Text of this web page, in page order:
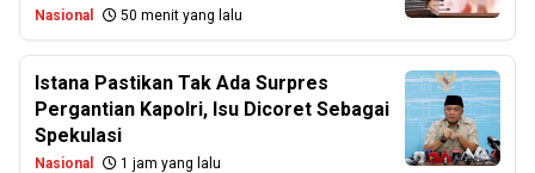
Nasional 50 menit yang lalu
Istana Pastikan Tak Ada Surpres
Pergantian Kapolri, Isu Dicoret Sebagai
Spekulasi
Nasional 1 jam yang lalu